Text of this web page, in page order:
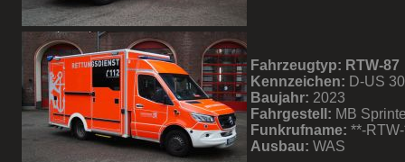
Fahrzeugtyp: RTW-87
Kennzeichen: D-US
Baujahr: 2023
Fahrgestell: MB
Funkrufname: **-
Ausbau: WAS